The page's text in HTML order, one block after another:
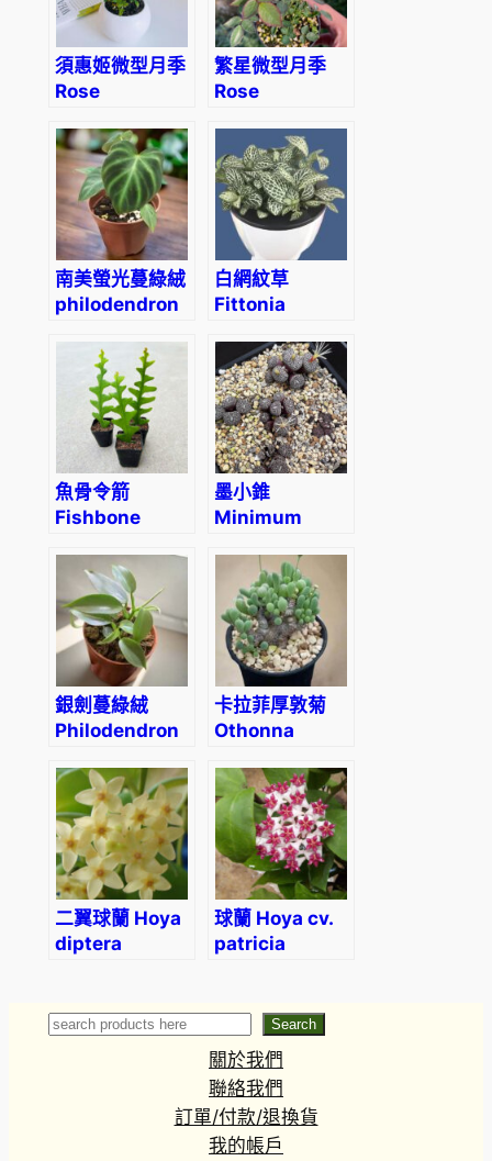
須惠姬微型月季
Rose
‘Suehime’
繁星微型月季
Rose
‘Stars’
南美螢光蔓綠絨
philodendron
白網紋草
Fittonia
魚骨令箭
Fishbone
(Epiphyllum
anguliger)
墨小錐
Minimum
銀劍蔓綠絨
Philodendron
卡拉菲厚敦菊
Othonna
二翼球蘭 Hoya
diptera
球蘭 Hoya cv.
patricia
Search Search
關於我們
聯絡我們
訂單/付款/退換貨
我的帳戶